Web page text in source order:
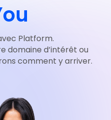
Platform.
domaine d’intérêt ou
comment y arriver.